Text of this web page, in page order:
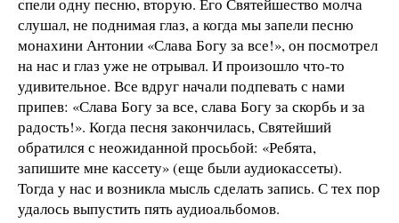
слушал, не поднимая глаз, а когда мы запели песню
монахини Антонии «Слава Богу за все!», он посмотрел
на нас и глаз уже не отрывал. И произошло что-то
удивительное. Все вдруг начали подпевать с нами
припев: «Слава Богу за все, слава Богу за скорбь и за
радость!». Когда песня закончилась, Святейший
обратился с неожиданной просьбой: «Ребята,
запишите мне кассету» (еще были аудиокассеты).
Тогда у нас и возникла мысль сделать запись. С тех пор
удалось выпустить пять аудиоальбомов.